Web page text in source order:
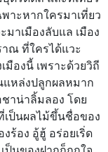
าะหากใครมาเที่ยว
าเมืองลับแล เมือง
ณ ที่ใครได้แวะ
องนี้ เพราะด้วยวิถี
แหล่งปลูกผลหมาก
าน่าลิ้มลอง โดย
เป็นผลไม้ขึ้นชื่อของ
ร้อง อู้ฮู้ อร่อยเริ่ด